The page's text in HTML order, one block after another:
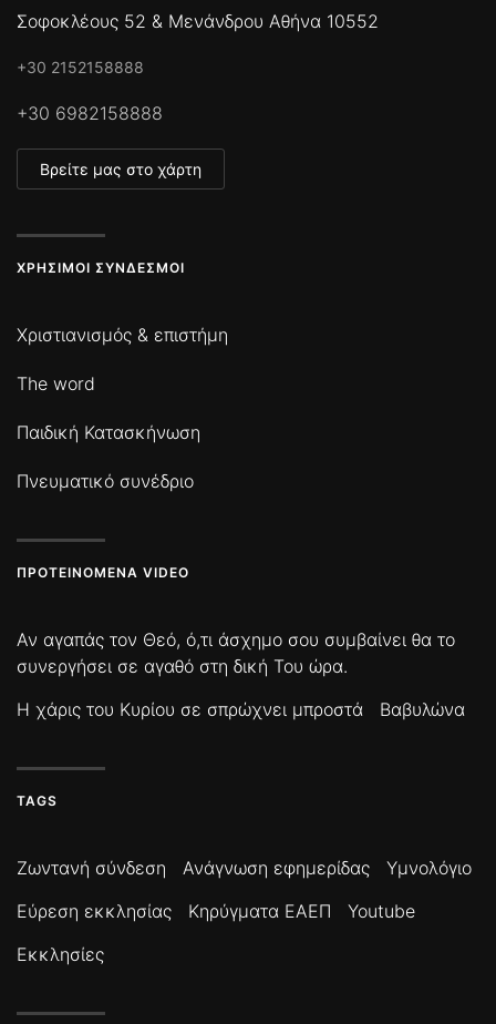
Σοφοκλέους 52 & Μενάνδρου Αθήνα 10552
+30 2152158888
+30 6982158888
Βρείτε μας στο χάρτη
ΧΡΉΣΙΜΟΙ ΣΎΝΔΕΣΜΟΙ
Χριστιανισμός & επιστήμη
The word
Παιδική Κατασκήνωση
Πνευματικό συνέδριο
ΠΡΟΤΕΙΝΌΜΕΝΑ VIDEO
Αν αγαπάς τον Θεό, ό,τι άσχημο σου συμβαίνει θα το
συνεργήσει σε αγαθό στη δική Του ώρα.
Η χάρις του Κυρίου σε σπρώχνει μπροστά
Βαβυλώνα
TAGS
Ζωντανή σύνδεση Ανάγνωση εφημερίδας
Υμνολόγιο
Εύρεση εκκλησίας
Κηρύγματα ΕΑΕΠ
Youtube
Εκκλησίες